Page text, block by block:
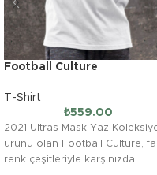
Football Culture
T-Shirt
₺559.00
2021 Ultras Mask Yaz
ürünü olan Football Culture,
renk çeşitleriyle karşınızda!